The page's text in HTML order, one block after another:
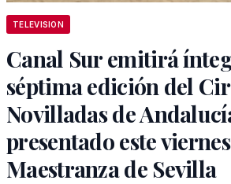
TELEVISION
Canal Sur emitirá
séptima edición del
Novilladas de
presentado este
Maestranza de Sevilla